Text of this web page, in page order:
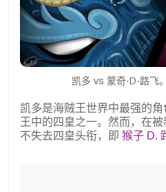
凯多 vs 蒙奇·D·路飞
凯多是海贼王世界中最强的
王中的四皇之一。然而，在
不失去四皇头衔，即 猴子 D.